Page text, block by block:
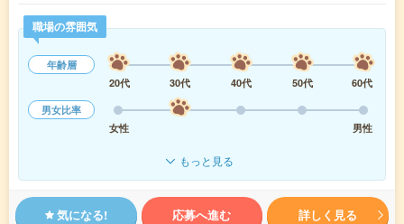
職場の雰囲気
年齢層
20代
30代 40代 50代
60代
男女比率
女性
男性
もっと見る
気になる! 応募へ進む 詳しく見る